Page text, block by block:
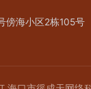
傍海小区2栋105号